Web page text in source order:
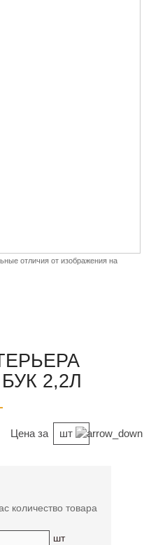
отличия от изображения на
2,2Л
Цена за шт
количество товара
шт